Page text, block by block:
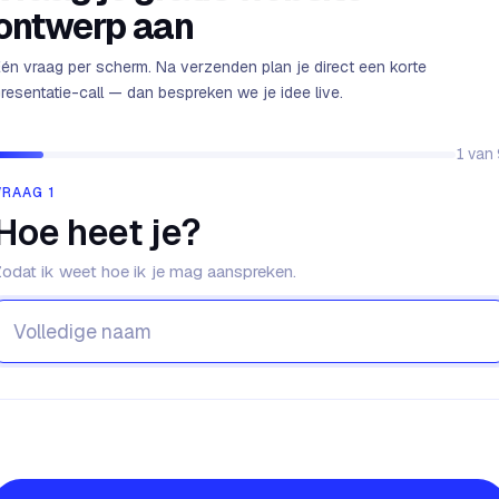
aan
vraag per scherm. Na verzenden plan je direct een korte
call — dan bespreken we je idee live.
1 van
1
heet je?
ik weet hoe ik je mag aanspreken.